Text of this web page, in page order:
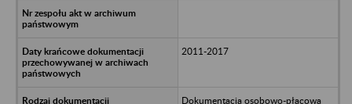
2011-2017
Dokumentacja osobowo-płacowa